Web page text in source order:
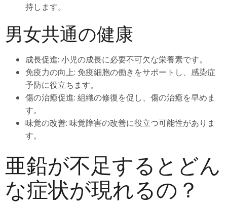
持します。
男女共通の健康
成長促進: 小児の成長に必要不可欠な栄養素です。
免疫力の向上: 免疫細胞の働きをサポートし、感染症
予防に役立ちます。
傷の治癒促進: 組織の修復を促し、傷の治癒を早めま
す。
味覚の改善: 味覚障害の改善に役立つ可能性がありま
す。
亜鉛が不足するとどん
な症状が現れるの？